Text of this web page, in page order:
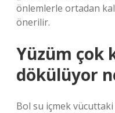
önlemlerle ortadan
önerilir.
Yüzüm çok
dökülüyor
Bol su içmek